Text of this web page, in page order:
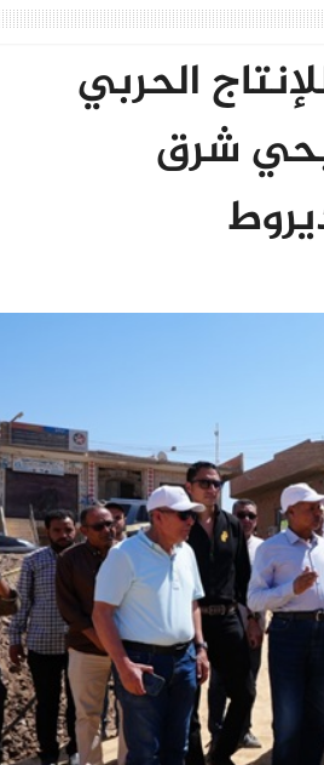
الحربي
شرق